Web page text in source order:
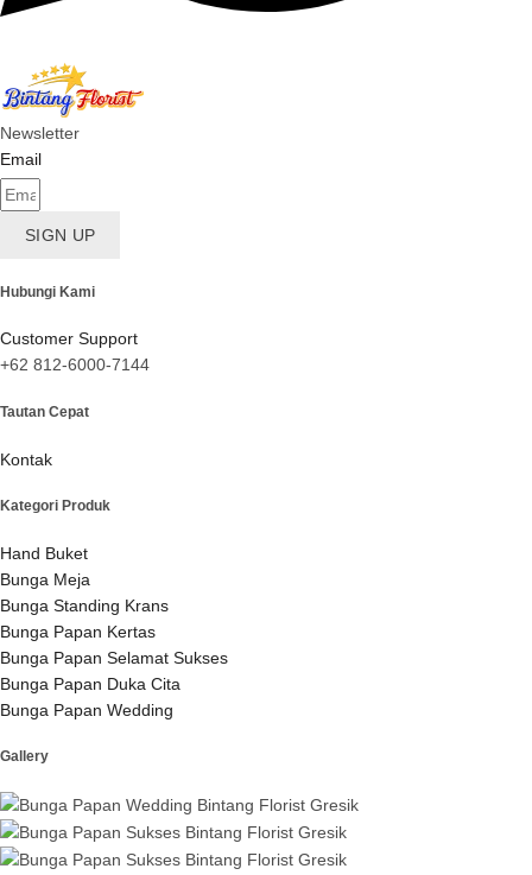
Newsletter
Email
SIGN UP
Hubungi Kami
Customer Support
+62 812-6000-7144
Tautan Cepat
Kontak
Kategori Produk
Hand Buket
Bunga Meja
Bunga Standing Krans
Bunga Papan Kertas
Bunga Papan Selamat Sukses
Bunga Papan Duka Cita
Bunga Papan Wedding
Gallery